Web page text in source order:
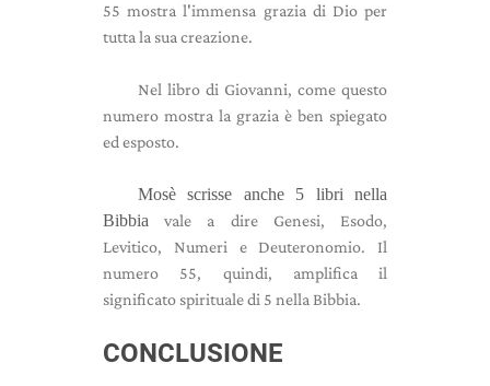
55 mostra l'immensa grazia di Dio per
tutta la sua creazione.
Nel libro di Giovanni, come questo
numero mostra la grazia è ben spiegato
ed esposto.
Mosè scrisse anche 5 libri nella
Bibbia vale a dire Genesi, Esodo,
Levitico, Numeri e Deuteronomio. Il
numero 55, quindi, amplifica il
significato spirituale di 5 nella Bibbia.
CONCLUSIONE